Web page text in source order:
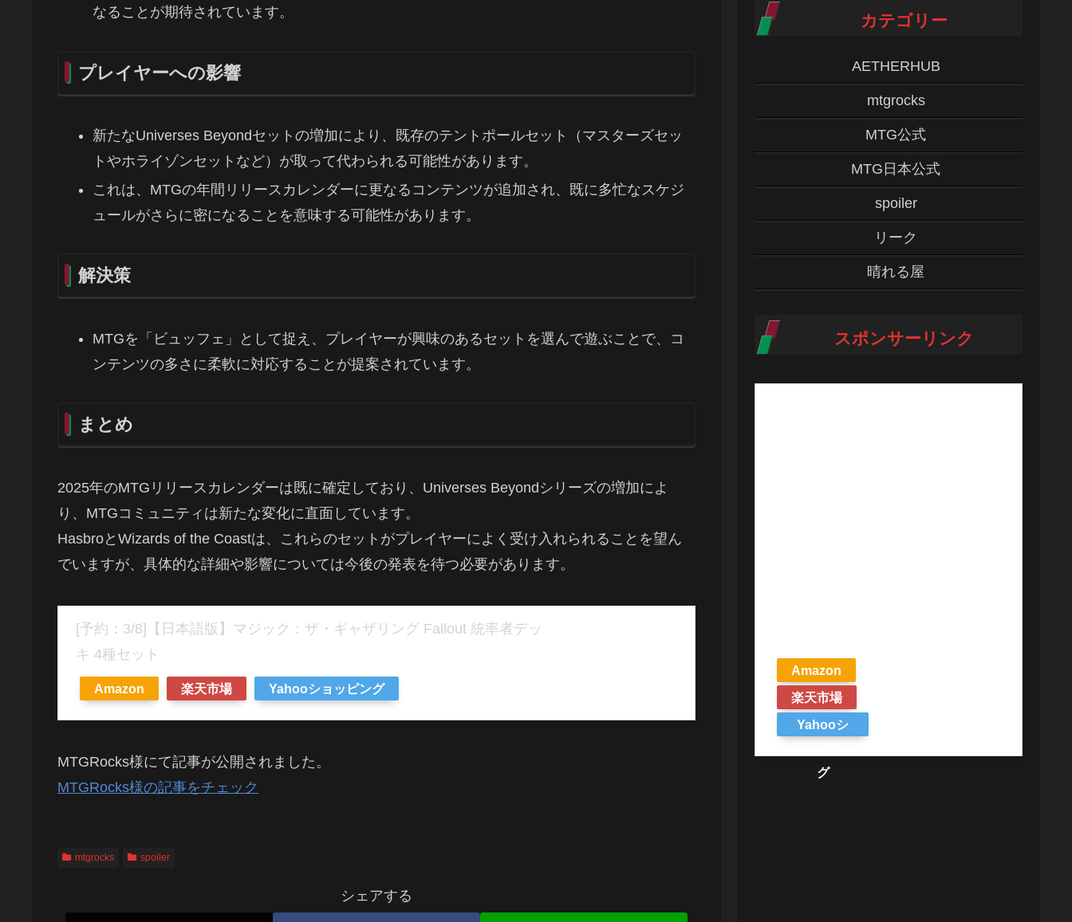
なることが期待されています。
プレイヤーへの影響
新たなUniverses Beyondセットの増加により、既存のテントポールセット（マスターズセッ
トやホライゾンセットなど）が取って代わられる可能性があります。
これは、MTGの年間リリースカレンダーに更なるコンテンツが追加され、既に多忙なスケジ
ュールがさらに密になることを意味する可能性があります。
解決策
MTGを「ビュッフェ」として捉え、プレイヤーが興味のあるセットを選んで遊ぶことで、コ
ンテンツの多さに柔軟に対応することが提案されています。
まとめ
2025年のMTGリリースカレンダーは既に確定しており、Universes Beyondシリーズの増加によ
り、MTGコミュニティは新たな変化に直面しています。
HasbroとWizards of the Coastは、これらのセットがプレイヤーによく受け入れられることを望ん
でいますが、具体的な詳細や影響については今後の発表を待つ必要があります。
[予約：3/8]【日本語版】マジック：ザ・ギャザリング Fallout 統率者デッ
キ 4種セット
Amazon 楽天市場 Yahooショッピング
MTGRocks様にて記事が公開されました。
MTGRocks様の記事をチェック
mtgrocks spoiler
シェアする
カテゴリー
AETHERHUB
mtgrocks
MTG公式
MTG日本公式
spoiler
リーク
晴れる屋
スポンサーリンク
Amazon
楽天市場
Yahooシ
グ